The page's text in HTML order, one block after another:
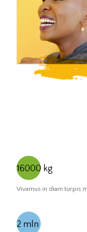
16000 kg
Vivamus in diam turpis
2 mln